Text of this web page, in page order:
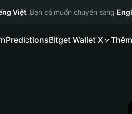
Việt. Bạn có muốn chuyển sang
PredictionsBitget Wallet X Thêm